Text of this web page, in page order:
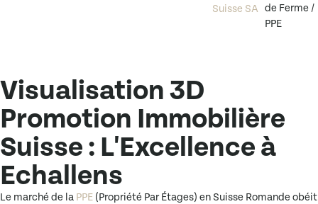
Suisse SA
de Ferme /
PPE
Visualisation 3D
Promotion Immobilière
Suisse : L'Excellence à
Echallens
Le marché de la PPE (Propriété Par Étages) en Suisse Romande obéit